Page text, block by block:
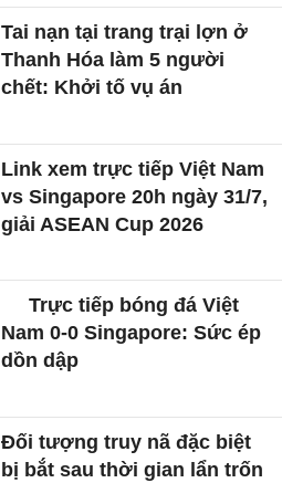
Tai nạn tại trang trại lợn ở
Thanh Hóa làm 5 người
chết: Khởi tố vụ án
Link xem trực tiếp Việt Nam
vs Singapore 20h ngày 31/7,
giải ASEAN Cup 2026
Trực tiếp bóng đá Việt
Nam 0-0 Singapore: Sức ép
dồn dập
Đối tượng truy nã đặc biệt
bị bắt sau thời gian lẩn trốn